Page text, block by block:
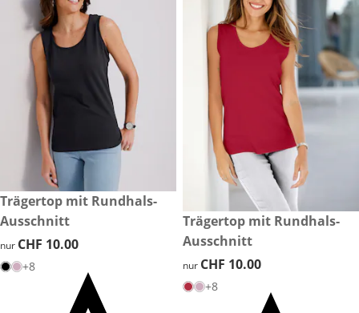
CHF 10.00
Trägertop mit Rundhals-
Ausschnitt
CHF 10.00
nur CHF 10.00
+8
CHF 10.00
Trägertop mit Rundhals-
Ausschnitt
CHF 10.00
nur CHF 10.00
+8